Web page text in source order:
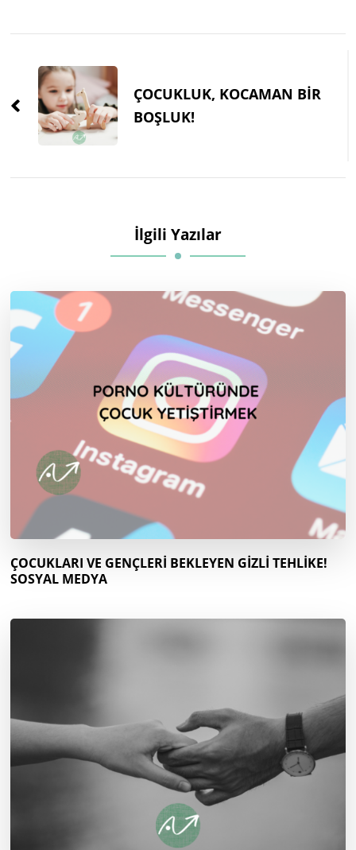
Navigation
ÇOCUKLUK, KOCAMAN BİR
BOŞLUK!
İlgili Yazılar
ÇOCUKLARI VE GENÇLERİ BEKLEYEN GİZLİ TEHLİKE!
SOSYAL MEDYA